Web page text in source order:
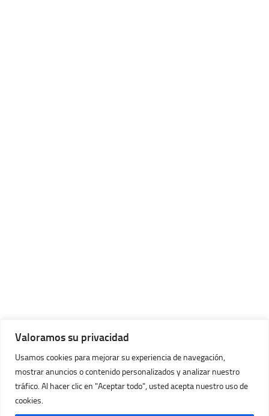
Valoramos su privacidad
Usamos cookies para mejorar su experiencia de navegación,
mostrar anuncios o contenido personalizados y analizar nuestro
tráfico. Al hacer clic en "Aceptar todo", usted acepta nuestro uso de
cookies.
Imágenes Huracán © 2026. Todos los Derechos Reservados.